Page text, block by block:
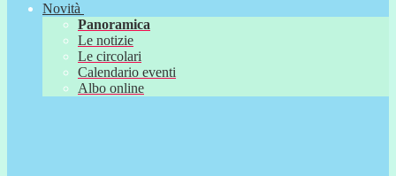
Novità
Panoramica
Le notizie
Le circolari
Calendario eventi
Albo online